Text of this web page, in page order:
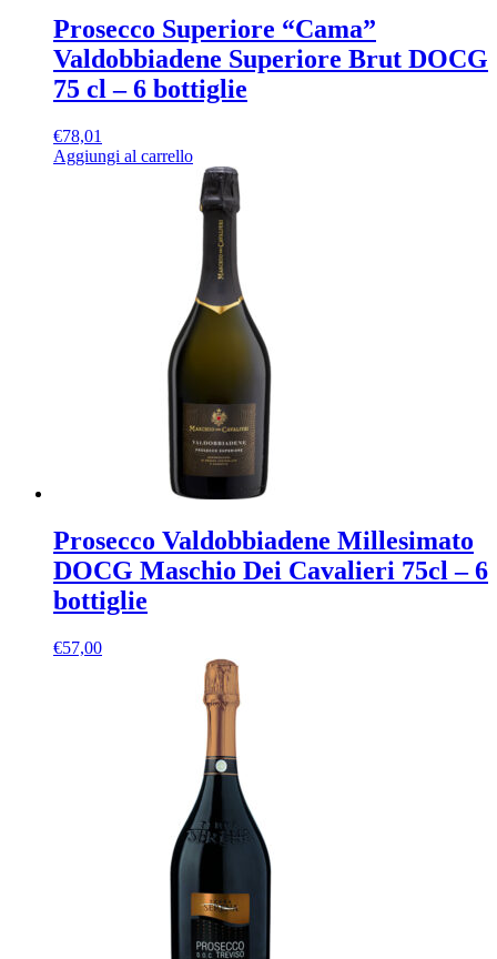
Prosecco Superiore “Cama”
Valdobbiadene Superiore Brut DOCG
75 cl – 6 bottiglie
€78,01
Aggiungi al carrello
Prosecco Valdobbiadene Millesimato
DOCG Maschio Dei Cavalieri 75cl – 6
bottiglie
€57,00